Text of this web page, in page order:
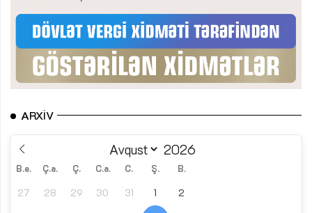
ARXIV
B.e. Ç.a. Ç. C.a. C. Ş. B.
27 28 29 30 31 1 2